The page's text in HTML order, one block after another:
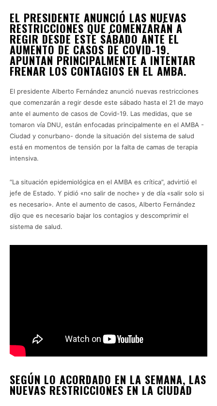
EL PRESIDENTE ANUNCIÓ LAS NUEVAS
RESTRICCIONES QUE COMENZARÁN A
REGIR DESDE ESTE SÁBADO ANTE EL
AUMENTO DE CASOS DE COVID-19.
APUNTAN PRINCIPALMENTE A INTENTAR
FRENAR LOS CONTAGIOS EN EL AMBA.
El presidente Alberto Fernández anunció nuevas restricciones
que comenzarán a regir desde este sábado hasta el 21 de mayo
ante el aumento de casos de Covid-19. Las medidas, que se
tomaron vía DNU, están enfocadas principalmente en el AMBA -
Ciudad y conurbano- donde la situación del sistema de salud
está en momentos de tensión por la falta de camas de terapia
intensiva.
“La situación epidemiológica en el AMBA es crítica”, advirtió el
jefe de Estado. Y pidió «no salir de noche» y de día «salir solo si
es necesario». Ante el aumento de casos, Alberto Fernández
dijo que es necesario bajar los contagios y descomprimir el
sistema de salud.
SEGÚN LO ACORDADO EN LA SEMANA, LAS
NUEVAS RESTRICCIONES EN LA CIUDAD